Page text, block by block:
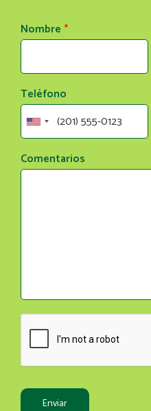
Nombre*
Teléfono
Comentarios
Enviar